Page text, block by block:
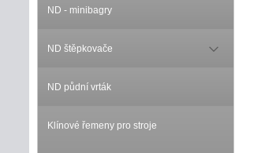
ND - minibagry
ND štěpkovače
ND půdní vrták
Klínové řemeny pro stroje